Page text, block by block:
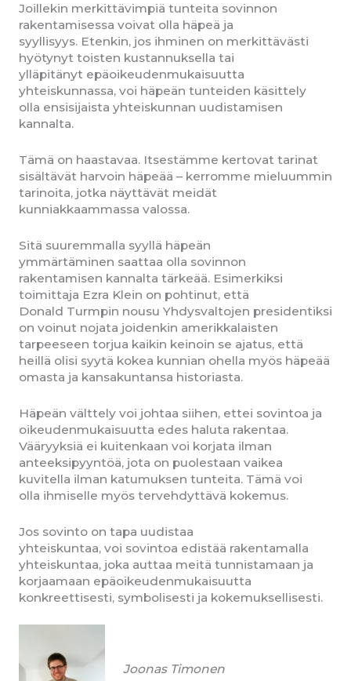
Joillekin merkittävimpiä tunteita sovinnon
rakentamisessa voivat olla häpeä ja
syyllisyys. Etenkin, jos ihminen on merkittävästi
hyötynyt toisten kustannuksella tai
ylläpitänyt epäoikeudenmukaisuutta
yhteiskunnassa, voi häpeän tunteiden käsittely
olla ensisijaista yhteiskunnan uudistamisen
kannalta.
Tämä on haastavaa. Itsestämme kertovat tarinat
sisältävät harvoin häpeää – kerromme mieluummin
tarinoita, jotka näyttävät meidät
kunniakkaammassa valossa.
Sitä suuremmalla syyllä häpeän
ymmärtäminen saattaa olla sovinnon
rakentamisen kannalta tärkeää. Esimerkiksi
toimittaja Ezra Klein on pohtinut, että
Donald Turmpin nousu Yhdysvaltojen presidentiksi
on voinut nojata joidenkin amerikkalaisten
tarpeeseen torjua kaikin keinoin se ajatus, että
heillä olisi syytä kokea kunnian ohella myös häpeää
omasta ja kansakuntansa historiasta.
Häpeän välttely voi johtaa siihen, ettei sovintoa ja
oikeudenmukaisuutta edes haluta rakentaa.
Vääryyksiä ei kuitenkaan voi korjata ilman
anteeksipyyntöä, jota on puolestaan vaikea
kuvitella ilman katumuksen tunteita. Tämä voi
olla ihmiselle myös tervehdyttävä kokemus.
Jos sovinto on tapa uudistaa
yhteiskuntaa, voi sovintoa edistää rakentamalla
yhteiskuntaa, joka auttaa meitä tunnistamaan ja
korjaamaan epäoikeudenmukaisuutta
konkreettisesti, symbolisesti ja kokemuksellisesti.
Joonas Timonen